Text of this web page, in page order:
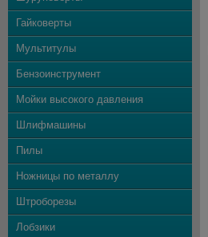
Гайковерты
Мультитулы
Бензоинструмент
Мойки высокого давления
Шлифмашины
Пилы
Ножницы по металлу
Штроборезы
Лобзики